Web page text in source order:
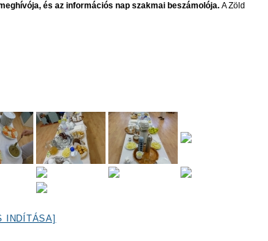
és az információs nap szakmai beszámolója.A Zöld
INDÍTÁSA]